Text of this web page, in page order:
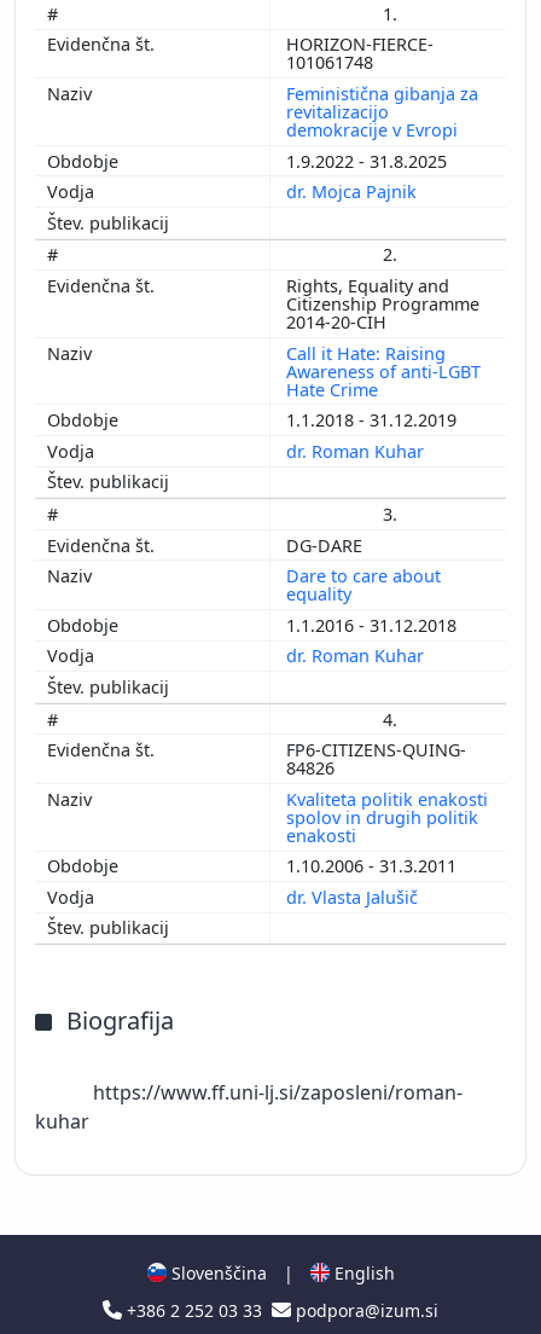
1.
HORIZON-FIERCE-
101061748
Feministična gibanja za
revitalizacijo
demokracije v Evropi
1.9.2022 - 31.8.2025
dr. Mojca Pajnik
2.
Rights, Equality and
Citizenship Programme
2014-20-CIH
Call it Hate: Raising
Awareness of anti-LGBT
Hate Crime
1.1.2018 - 31.12.2019
dr. Roman Kuhar
3.
DG-DARE
Dare to care about
equality
1.1.2016 - 31.12.2018
dr. Roman Kuhar
4.
FP6-CITIZENS-QUING-
84826
Kvaliteta politik enakosti
spolov in drugih politik
enakosti
1.10.2006 - 31.3.2011
dr. Vlasta Jalušič
Biografija
kuhar
Slovenščina |
English
+386 2 252 03 33
podpora@izum.si